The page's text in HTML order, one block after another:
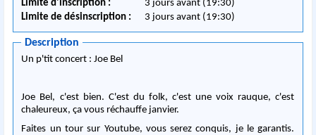
Limite d'inscription :
3 jours avant (19:30)
Limite de désinscription :
3 jours avant (19:30)
Description
Un p'tit concert : Joe Bel
Joe Bel, c'est bien. C'est du folk, c'est une voix rauque, c'est
chaleureux, ça vous réchauffe janvier.
Faites un tour sur Youtube, vous serez conquis, je le garantis.